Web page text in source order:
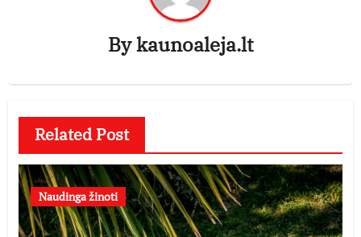
Bykaunoaleja.lt
Related Post
Naudinga žinoti